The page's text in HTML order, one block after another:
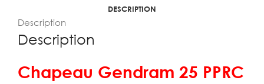
DESCRIPTION
Description
Description
Chapeau Gendram 25 PPRC